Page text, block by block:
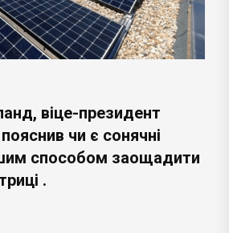
віце-президент
чи є сонячні
способом заощадити
.